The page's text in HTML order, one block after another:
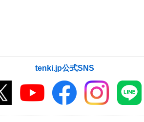
tenki.jp公式SNS